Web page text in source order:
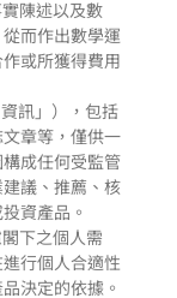
陳述以及數
而作出數學運
或所獲得費用
訊」），包括
章等，僅供一
成任何受監管
議、推薦、核
資產品。
下之個人需
行個人合適性
決定的依據。